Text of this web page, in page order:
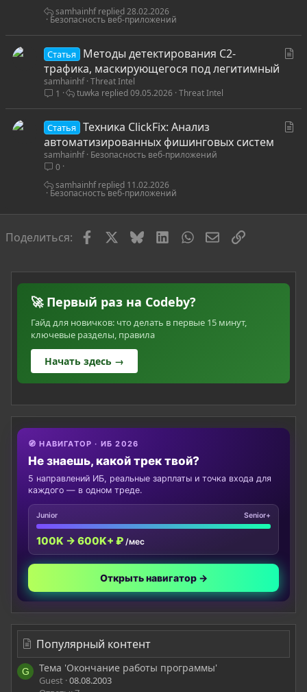
Безопасность веб-приложений
28.02.2026
samhainhf
ь
Статья
Методы детектирования C2-
трафика, маскирующегося под легитимный
samhainhf Threat Intel
1
Threat Intel
09.05.2026
tuwka
Статья
Техника ClickFix: Анализ
автоматизированных фишинговых систем
samhainhf Безопасность веб-приложений
0
Безопасность веб-приложений
11.02.2026
samhainhf
Поделиться: FacebookBlueskyLinkedInWhatsAppЭлектронная
Ссылка
🚀 Первый раз на Codeby?
Гайд для новичков: что делать в первые 15 минут,
ключевые разделы, правила
Начать здесь →
🧭 НАВИГАТОР · ИБ 2026
Не знаешь, какой трек твой?
5 направлений ИБ, реальные зарплаты и точка входа для
каждого — в одном треде.
Junior Senior+
100K → 600K+ ₽ /мес
Открыть навигатор →
Популярный контент
G Тема 'Окончание работы программы'
Guest 08.08.2003